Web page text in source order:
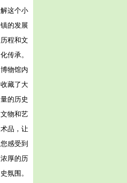
解这个小
镇的发展
历程和文
化传承。
博物馆内
收藏了大
量的历史
文物和艺
术品，让
您感受到
浓厚的历
史氛围。